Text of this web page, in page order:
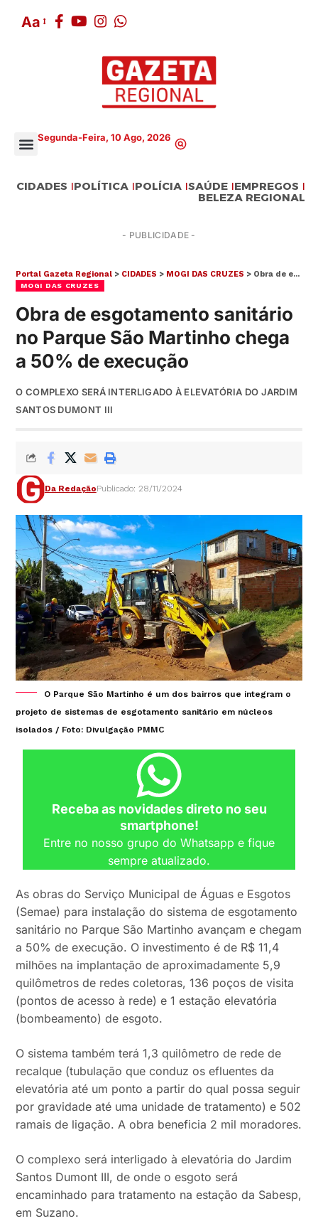
Aa
Segunda-Feira, 10 Ago, 2026
CIDADES POLÍTICA POLÍCIA SAÚDE EMPREGOS
BELEZA REGIONAL
- PUBLICIDADE -
Portal Gazeta Regional > CIDADES > MOGI DAS CRUZES > Obra de esgotamento sanitário no Parque São Martinho chega a 50% de execução
MOGI DAS CRUZES
Obra de esgotamento sanitário
no Parque São Martinho chega
a 50% de execução
O COMPLEXO SERÁ INTERLIGADO À ELEVATÓRIA DO JARDIM
SANTOS DUMONT III
Da RedaçãoPublicado: 28/11/2024
O Parque São Martinho é um dos bairros que integram o
projeto de sistemas de esgotamento sanitário em núcleos
isolados / Foto: Divulgação PMMC
Receba as novidades direto no seu
smartphone!
Entre no nosso grupo do Whatsapp e fique
sempre atualizado.
As obras do Serviço Municipal de Águas e Esgotos
(Semae) para instalação do sistema de esgotamento
sanitário no Parque São Martinho avançam e chegam
a 50% de execução. O investimento é de R$ 11,4
milhões na implantação de aproximadamente 5,9
quilômetros de redes coletoras, 136 poços de visita
(pontos de acesso à rede) e 1 estação elevatória
(bombeamento) de esgoto.
O sistema também terá 1,3 quilômetro de rede de
recalque (tubulação que conduz os efluentes da
elevatória até um ponto a partir do qual possa seguir
por gravidade até uma unidade de tratamento) e 502
ramais de ligação. A obra beneficia 2 mil moradores.
O complexo será interligado à elevatória do Jardim
Santos Dumont III, de onde o esgoto será
encaminhado para tratamento na estação da Sabesp,
em Suzano.